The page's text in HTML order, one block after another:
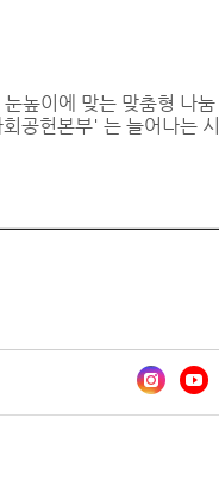
높이에 맞는 맞춤형 나눔
공헌본부' 는 늘어나는